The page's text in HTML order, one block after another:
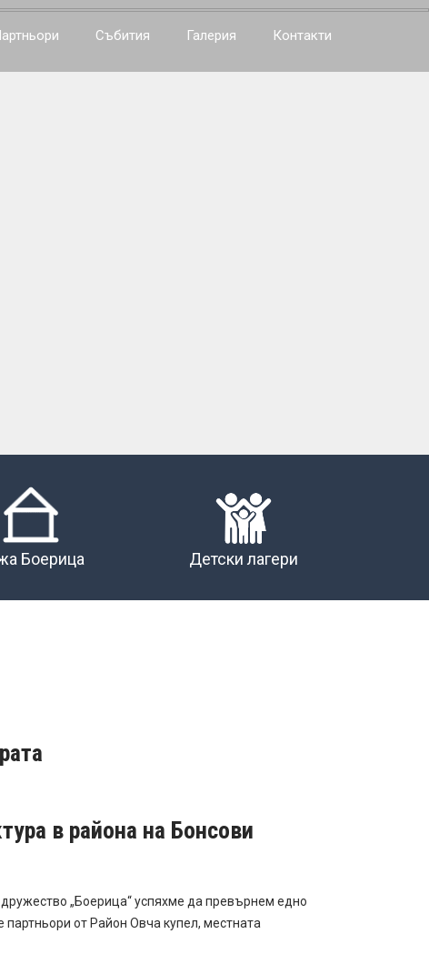
Събития Галерия Контакти
Боерица Детски лагери
в района на Бонсови
„Боерица“ успяхме да превърнем едно
от Район Овча купел, местната